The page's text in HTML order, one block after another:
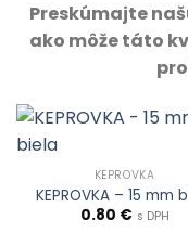
Preskúmajte
ako môže táto
KEPROVKA
KEPROVKA – 15 mm
0.80 € s DPH